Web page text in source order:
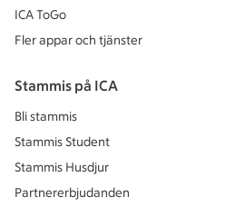
ICA ToGo
Fler appar och tjänster
Stammis på ICA
Bli stammis
Stammis Student
Stammis Husdjur
Partnererbjudanden